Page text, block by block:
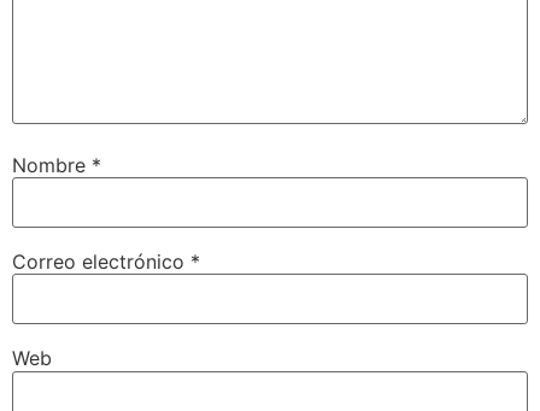
Nombre *
Correo electrónico *
Web